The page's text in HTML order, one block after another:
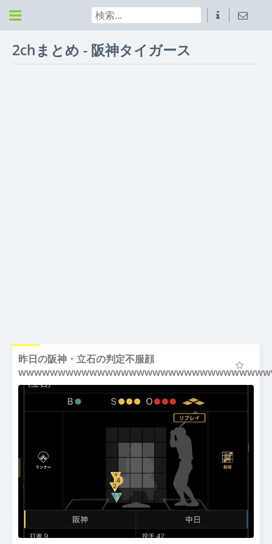
2chまとめ - 阪神タイガース
昨日の阪神・立石の判定不服顔